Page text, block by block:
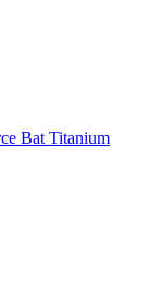
Bat Titanium